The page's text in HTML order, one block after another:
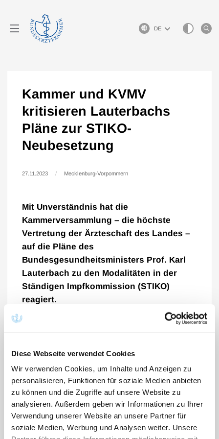
Diese Webseite verwendet Cookies
Wir verwenden Cookies, um Inhalte und Anzeigen zu
personalisieren, Funktionen für soziale Medien anbieten
zu können und die Zugriffe auf unsere Website zu
analysieren. Außerdem geben wir Informationen zu Ihrer
Verwendung unserer Website an unsere Partner für
soziale Medien, Werbung und Analysen weiter. Unsere
Sprachauswahl
Kammer und KVMV
kritisieren Lauterbachs
Pläne zur STIKO-
Neubesetzung
27.11.2023 Mecklenburg-Vorpommern
Mit Unverständnis hat die
Kammerversammlung – die höchste
Vertretung der Ärzteschaft des Landes –
auf die Pläne des
Bundesgesundheitsministers Prof. Karl
Lauterbach zu den Modalitäten in der
Ständigen Impfkommission (STIKO)
reagiert.
Demnach möchte der Minister die Amtszeit der
ehrenamtlichen Mitglieder, für die es bislang keine
begrenzen. Damit endet die Tätigkeit für 12 der 17
Mitglieder abrupt im Februar 2024.
Gegen diesen als Alleingang empfundenen Vorgang
von Prof. Lauterbach wenden sich die
Kammerversammlung sowie die Kassenärztliche
Vereinigung M-V (KVMV): Beide Körperschaften